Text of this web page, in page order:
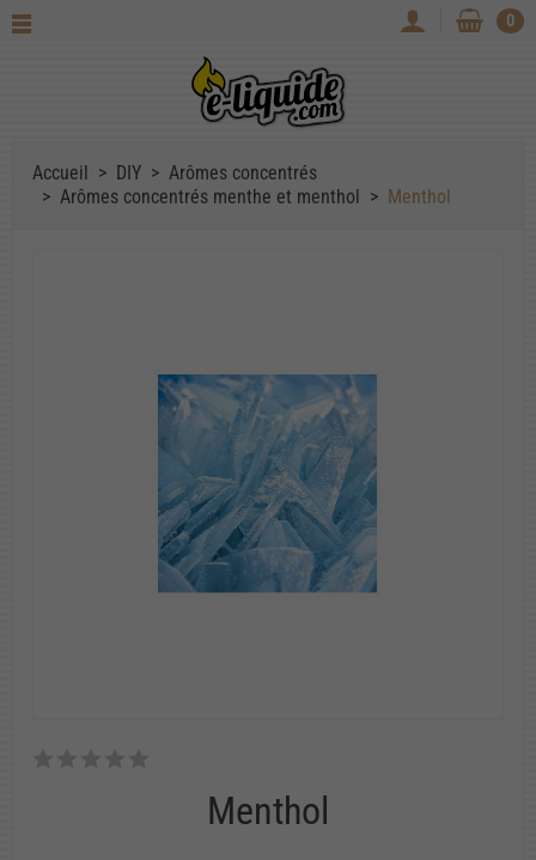
0
Accueil DIY
Arômes concentrés
Arômes concentrés menthe et menthol
Menthol
Menthol